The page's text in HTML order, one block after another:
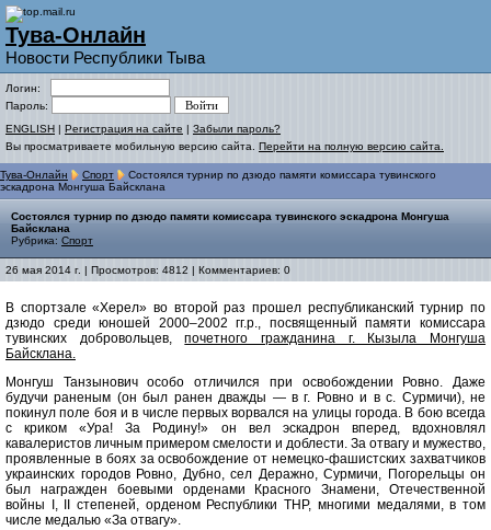
Тува-Онлайн
Новости Республики Тыва
Логин:
Пароль:
ENGLISH | Регистрация на сайте | Забыли пароль?
Вы просматриваете мобильную версию сайта. Перейти на полную версию сайта.
Тува-Онлайн Спорт
Состоялся турнир по дзюдо памяти комиссара тувинского
эскадрона Монгуша Байсклана
Состоялся турнир по дзюдо памяти комиссара тувинского эскадрона Монгуша
Байсклана
Рубрика: Спорт
26 мая 2014 г. | Просмотров: 4812 | Комментариев: 0
В спортзале «Херел» во второй раз прошел республиканский турнир по
дзюдо среди юношей 2000–2002 гг.р., посвященный памяти комиссара
тувинских добровольцев,почетного гражданина г. Кызыла Монгуша
Байсклана.
Монгуш Танзынович особо отличился при освобождении Ровно. Даже
будучи раненым (он был ранен дважды — в г. Ровно и в с. Сурмичи), не
покинул поле боя и в числе первых ворвался на улицы города. В бою всегда
с криком «Ура! За Родину!» он вел эскадрон вперед, вдохновлял
кавалеристов личным примером смелости и доблести. За отвагу и мужество,
проявленные в боях за освобождение от немецко-фашистских захватчиков
украинских городов Ровно, Дубно, сел Деражно, Сурмичи, Погорельцы он
был награжден боевыми орденами Красного Знамени, Отечественной
войны I, II степеней, орденом Республики ТНР, многими медалями, в том
числе медалью «За отвагу».